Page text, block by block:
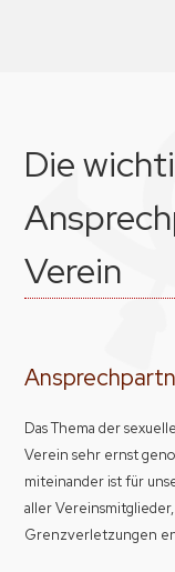
Die
Verein
Das Thema der
Verein sehr ernst
miteinander ist für
aller
Grenzverletzungen